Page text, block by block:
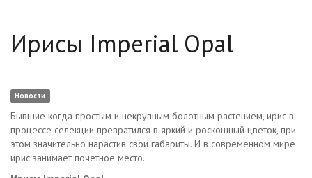
Ирисы Imperial Opal
Новости
Бывшие когда простым и некрупным болотным растением, ирис в
процессе селекции превратился в яркий и роскошный цветок, при
этом значительно нарастив свои габариты. И в современном мире
ирис занимает почетное место.